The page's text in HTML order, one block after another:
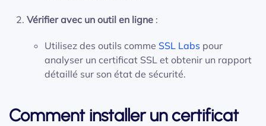
Vérifier avec un outil en ligne :
Utilisez des outils comme SSL Labs pour
analyser un certificat SSL et obtenir un rapport
détaillé sur son état de sécurité.
Comment installer un certificat